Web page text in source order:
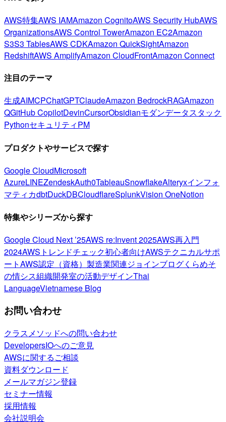
AWS特集AWS IAMAmazon CognitoAWS Security HubAWS
OrganizationsAWS Control TowerAmazon EC2Amazon
S3S3 TablesAWS CDKAmazon QuickSightAmazon
RedshiftAWS AmplifyAmazon CloudFrontAmazon Connect
注目のテーマ
生成AIMCPChatGPTClaudeAmazon BedrockRAGAmazon
QGitHub CopilotDevinCursorObsidianモダンデータスタック
PythonセキュリティPM
プロダクトやサービスで探す
Google CloudMicrosoft
AzureLINEZendeskAuth0TableauSnowflakeAlteryxインフォ
マティカdbtDuckDBCloudflareSplunkVision OneNotion
特集やシリーズから探す
Google Cloud Next ’25AWS re:Invent 2025AWS再入門
2024AWSトレンドチェック初心者向けAWSテクニカルサポ
ートAWS認定（資格） 製造業関連ジョインブログくらめそ
の情シス組織開発室の活動デザインThai
LanguageVietnamese Blog
お問い合わせ
クラスメソッドへの問い合わせ
DevelopersIOへのご意見
AWSに関するご相談
資料ダウンロード
メールマガジン登録
セミナー情報
採用情報
会社説明会